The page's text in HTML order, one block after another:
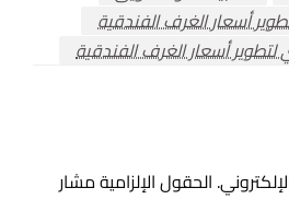
أسعار الغرف الفندقية
لتطوير أسعار الغرف الفندقية
الحقول الإلزامية مشار